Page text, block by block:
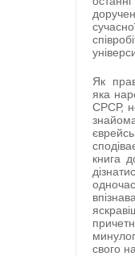
Як
яка
СРСР,
книга
свого